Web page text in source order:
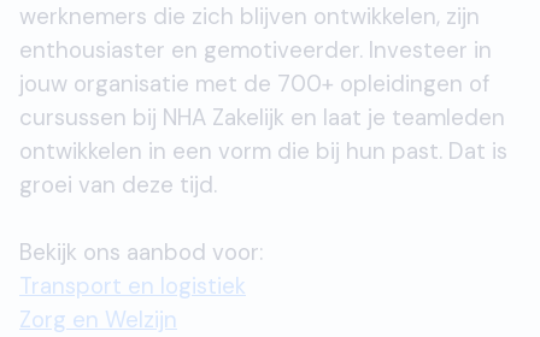
werknemers die zich blijven ontwikkelen, zijn
enthousiaster en gemotiveerder. Investeer in
jouw organisatie met de 700+ opleidingen of
cursussen bij NHA Zakelijk en laat je teamleden
ontwikkelen in een vorm die bij hun past. Dat is
groei van deze tijd.
Bekijk ons aanbod voor:
Transport en logistiek
Zorg en Welzijn